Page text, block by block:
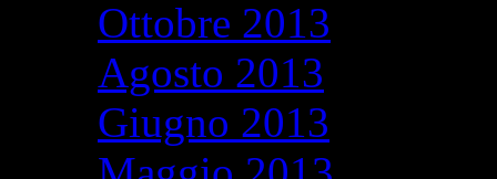
Ottobre 2013
Agosto 2013
Giugno 2013